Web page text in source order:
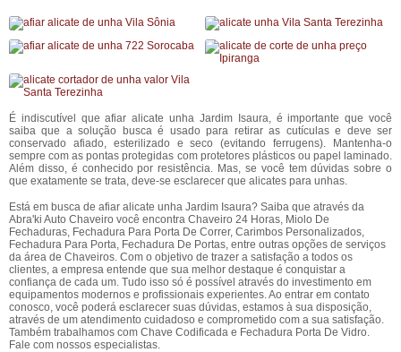
É indiscutível que afiar alicate unha Jardim Isaura, é importante que você
saiba que a solução busca é usado para retirar as cutículas e deve ser
conservado afiado, esterilizado e seco (evitando ferrugens). Mantenha-o
sempre com as pontas protegidas com protetores plásticos ou papel laminado.
Além disso, é conhecido por resistência. Mas, se você tem dúvidas sobre o
que exatamente se trata, deve-se esclarecer que alicates para unhas.
Está em busca de afiar alicate unha Jardim Isaura? Saiba que através da
Abra'ki Auto Chaveiro você encontra Chaveiro 24 Horas, Miolo De
Fechaduras, Fechadura Para Porta De Correr, Carimbos Personalizados,
Fechadura Para Porta, Fechadura De Portas, entre outras opções de serviços
da área de Chaveiros. Com o objetivo de trazer a satisfação a todos os
clientes, a empresa entende que sua melhor destaque é conquistar a
confiança de cada um. Tudo isso só é possível através do investimento em
equipamentos modernos e profissionais experientes. Ao entrar em contato
conosco, você poderá esclarecer suas dúvidas, estamos à sua disposição,
através de um atendimento cuidadoso e comprometido com a sua satisfação.
Também trabalhamos com Chave Codificada e Fechadura Porta De Vidro.
Fale com nossos especialistas.